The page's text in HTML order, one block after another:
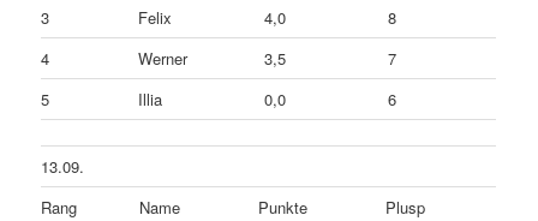
3
Felix 4,0
8
4
Werner 3,5
7
5
Illia 0,0 6
13.09.
Rang
Name Punkte
Plusp